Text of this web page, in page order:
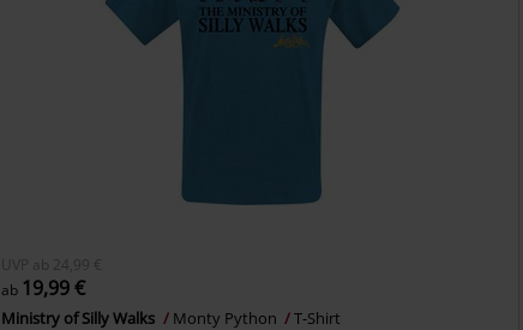
UVP ab 24,99 €
ab 19,99 €
Ministry of Silly Walks Monty Python T-Shirt